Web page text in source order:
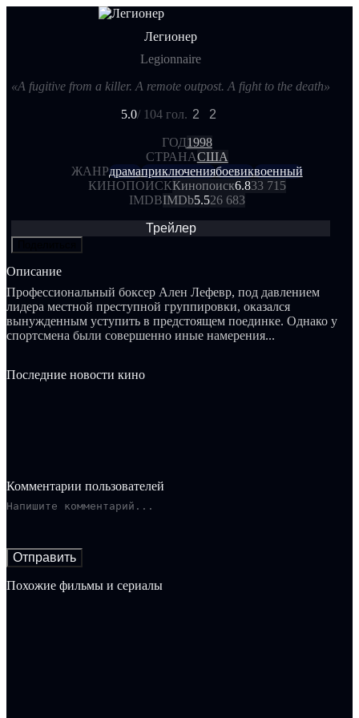
Легионер
Legionnaire
«A fugitive from a killer. A remote outpost. A fight to the death»
5.0/ 104 гол. 2 2
ГОД1998
СТРАНАСША
ЖАНРдрамаприключениябоевиквоенный
КИНОПОИСККинопоиск6.833 715
IMDBIMDb5.526 683
Трейлер
Описание
Профессиональный боксер Ален Лефевр, под давлением
лидера местной преступной группировки, оказался
вынужденным уступить в предстоящем поединке. Однако у
спортсмена были совершенно иные намерения...
Последние новости кино
Комментарии пользователей
Отправить
Похожие фильмы и сериалы